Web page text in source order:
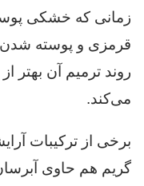
زمانی که خشکی
قرمزی و پوسته
روند ترمیم آن
می‌کند.
برخی از ترکیبات
گریم هم حاوی